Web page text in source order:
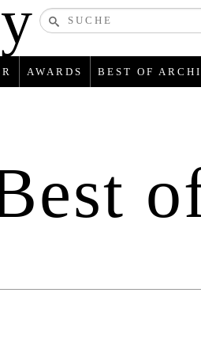
Bücher-
und
zeitschriften
AWARDS BEST OF